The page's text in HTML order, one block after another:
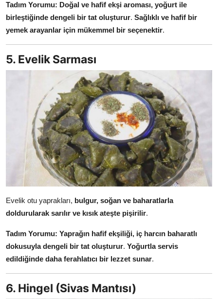
Tadım Yorumu: Doğal ve hafif ekşi aroması, yoğurt ile
birleştiğinde dengeli bir tat oluşturur. Sağlıklı ve hafif bir
yemek arayanlar için mükemmel bir seçenektir.
5. Evelik Sarması
Evelik otu yaprakları, bulgur, soğan ve baharatlarla
doldurularak sarılır ve kısık ateşte pişirilir.
Tadım Yorumu: Yaprağın hafif ekşiliği, iç harcın baharatlı
dokusuyla dengeli bir tat oluşturur. Yoğurtla servis
edildiğinde daha ferahlatıcı bir lezzet sunar.
6. Hingel (Sivas Mantısı)